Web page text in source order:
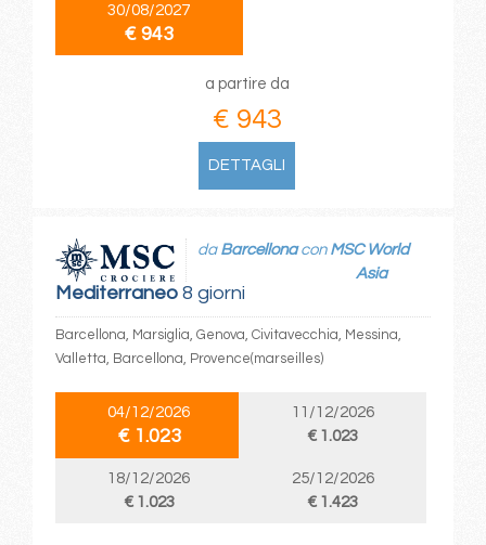
30/08/2027
€ 943
a partire da
€ 943
DETTAGLI
Mediterraneo8 giorni
da Barcellonacon MSC World
Asia
Barcellona, Marsiglia, Genova, Civitavecchia, Messina,
Valletta, Barcellona, Provence(marseilles)
04/12/2026
€ 1.023
11/12/2026
€ 1.023
18/12/2026
€ 1.023
25/12/2026
€ 1.423